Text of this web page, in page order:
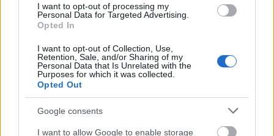
I want to opt-out of processing my
Personal Data for Targeted Advertising.
Opted In
I want to opt-out of Collection, Use,
Retention, Sale, and/or Sharing of my
Personal Data that Is Unrelated with the
Purposes for which it was collected.
Opted Out
Google consents
I want to allow Google to enable storage
ΑΣΕΠ: Εξ αποστάσεως η πιο Εύκολη
Πιστοποίηση Υπολογιστών σε 2
Μάθε πρώτος όλες τις σημαντικές
ειδήσεις.